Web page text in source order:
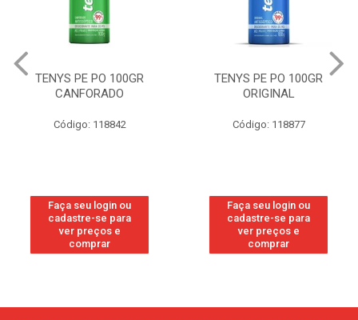
TENYS PE PO 100GR
CANFORADO
Código: 118842
Faça seu login ou
cadastre-se para
ver preços e
comprar
TENYS PE PO 100GR
ORIGINAL
Código: 118877
Faça seu login ou
cadastre-se para
ver preços e
comprar